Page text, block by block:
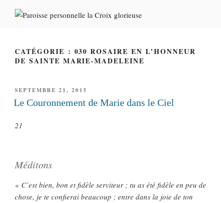
CATÉGORIE : 030 ROSAIRE EN L’HONNEUR
DE SAINTE MARIE-MADELEINE
PUBLIÉ
LE
SEPTEMBRE 21, 2015
Le Couronnement de Marie dans le Ciel
21
Méditons
« C’est bien, bon et fidèle serviteur ; tu as été fidèle en peu de
chose, je te confierai beaucoup ; entre dans la joie de ton